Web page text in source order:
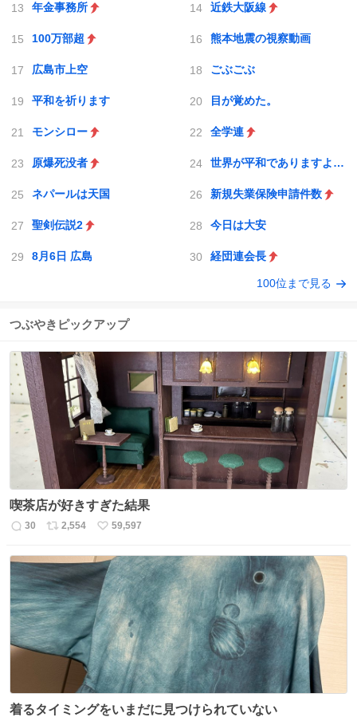
年金事務所 近鉄大阪線
100万部超 熊本地震の視察動画
広島市上空 ごぶごぶ
平和を祈ります 目が覚めた。
モンシロー 全学連
原爆死没者 世界が平和でありますように
ネパールは天国 新規失業保険申請件数
聖剣伝説2 今日は大安
8月6日 広島 経団連会長
100位まで見る
つぶやきピックアップ
喫茶店が好きすぎた結果
返
数
30
リ
ス
ト
数
2,554
い
ね
数
59,597
着るタイミングをいまだに見つけられていない